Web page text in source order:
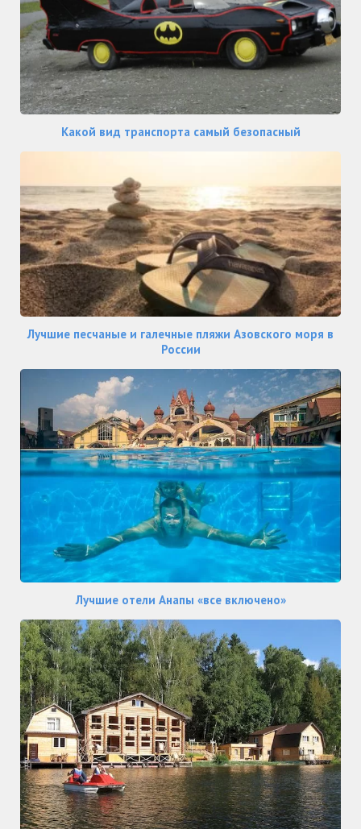
Какой вид транспорта самый безопасный
Лучшие песчаные и галечные пляжи Азовского моря в
России
Лучшие отели Анапы «все включено»